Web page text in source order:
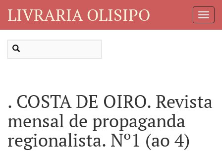
LIVRARIA OLISIPO
. COSTA DE OIRO. Revista
mensal de propaganda
regionalista. Nº1 (ao 4)